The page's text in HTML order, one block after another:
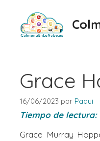
contenido
Grace
16/06/2023 por Paqui
Tiempo de lectura:
Grace Murray